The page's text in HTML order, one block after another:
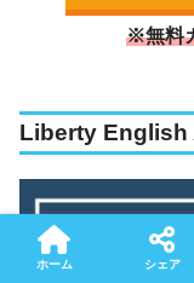
※無料
Liberty English
ホーム シェア